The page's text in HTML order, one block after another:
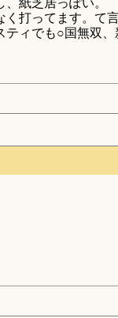
打ってます。て
ィでも○国無双